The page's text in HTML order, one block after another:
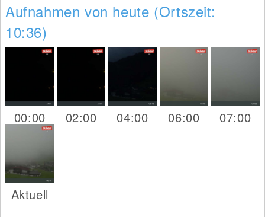
Aufnahmen von heute (Ortszeit:
10:36)
00:00 02:00 04:00 06:00 07:00
Aktuell